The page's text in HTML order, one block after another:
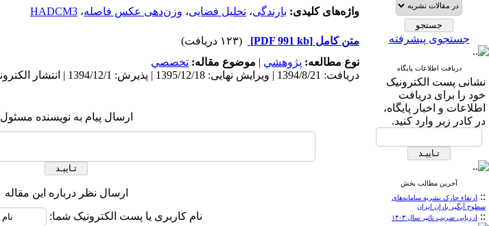
جستجوی پیشرفته
دریافت اطلاعات پایگاه
نشانی پست الکترونیک
خود را برای دریافت
اطلاعات و اخبار پایگاه،
در کادر زیر وارد کنید.
آخرین مطالب بخش
:: ارتقاء چارک نشریه سامانه‌های
سطوح آبگیر باران ایران
:: ارزیابی ضریب تاثیر سال ۱۴۰۳
واژه‌های کلیدی: بارندگی، تحلیل فضایی، وزن‌دهی عکس فاصله، HADCM3
متن کامل [PDF 991 kb]
(۱۲۳ دریافت)
نوع مطالعه: پژوهشي | موضوع مقاله: تخصصي
دریافت: 1394/8/21 | ویرایش نهایی: 1395/12/18 | پذیرش: 1394/12/1 | انتشار الکترونیک: 1395/5/21
ارسال پیام به نویسنده مسئول
ارسال نظر درباره این مقاله
نام کاربری یا پست الکترونیک شما: